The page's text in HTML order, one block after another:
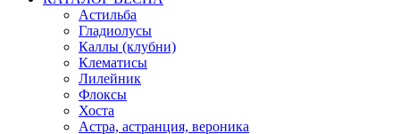
Астильба
Гладиолусы
Каллы (клубни)
Клематисы
Лилейник
Флоксы
Хоста
Астра, астранция, вероника